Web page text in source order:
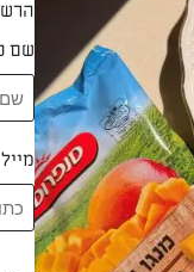
והפסטה של
ואופים כ-30 דקות, או עד שהפשטידות
דקות
שם
מייל